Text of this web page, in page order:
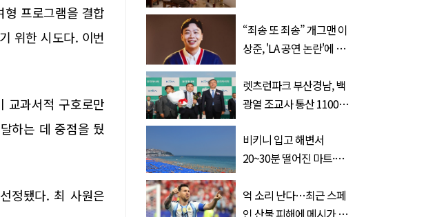
형 프로그램을 결합
위한 시도다. 이번
교과서적 구호로만
하는 데 중점을 뒀
정됐다. 최 사원은
“죄송 또 죄송” 개그맨 이
상준, 'LA 공연 논란'에 고
렛츠런파크 부산경남, 백
광열 조교사 통산 1100
비키니 입고 해변서
20~30분 떨어진 마트·주
속출, 반응 폭발
억 소리 난다…최근 스페
인 산불 피해에 메시가 기